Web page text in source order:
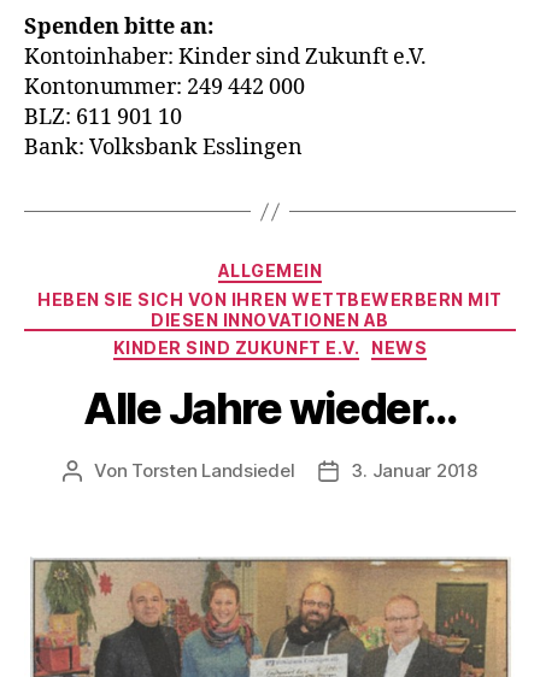
Spenden bitte an:
Kontoinhaber: Kinder sind Zukunft e.V.
Kontonummer: 249 442 000
BLZ: 611 901 10
Bank: Volksbank Esslingen
Kategorien
ALLGEMEIN
HEBEN SIE SICH VON IHREN WETTBEWERBERN MIT
DIESEN INNOVATIONEN AB
KINDER SIND ZUKUNFT E.V.
NEWS
Alle Jahre wieder…
Beitragsautor
Von Torsten Landsiedel Veröffentlichungsdatum
3. Januar 2018